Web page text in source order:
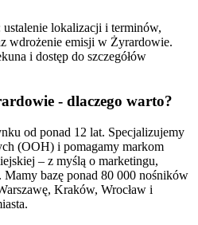
ustalenie lokalizacji i terminów,
wdrożenie emisji w Żyrardowie.
i dostęp do szczegółów
- dlaczego warto?
od ponad 12 lat. Specjalizujemy
(OOH) i pomagamy markom
– z myślą o marketingu,
Mamy bazę ponad 80 000 nośników
Kraków, Wrocław i